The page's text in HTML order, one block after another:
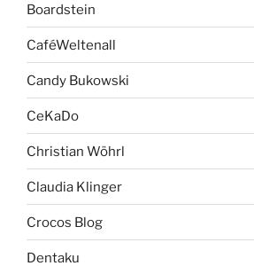
Boardstein
CaféWeltenall
Candy Bukowski
CeKaDo
Christian Wöhrl
Claudia Klinger
Crocos Blog
Dentaku